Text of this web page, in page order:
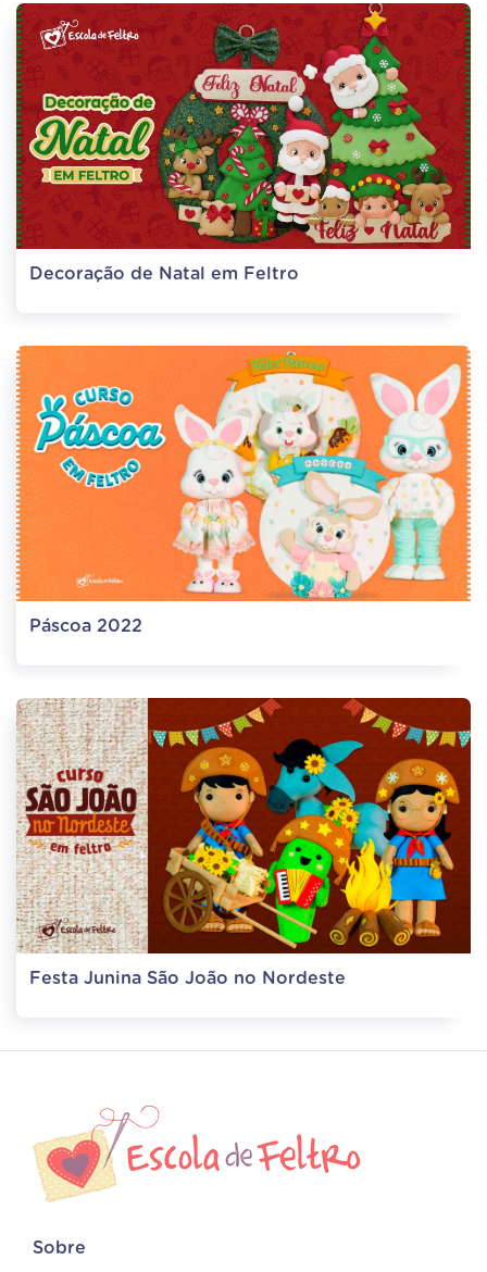
Decoração de Natal em Feltro
Páscoa 2022
Festa Junina São João no Nordeste
Sobre